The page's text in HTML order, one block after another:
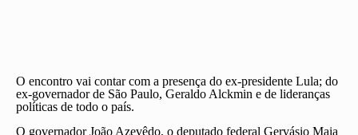
O encontro vai contar com a presença do ex-presidente Lula; do
ex-governador de São Paulo, Geraldo Alckmin e de lideranças
políticas de todo o país.
O governador João Azevêdo, o deputado federal Gervásio Maia